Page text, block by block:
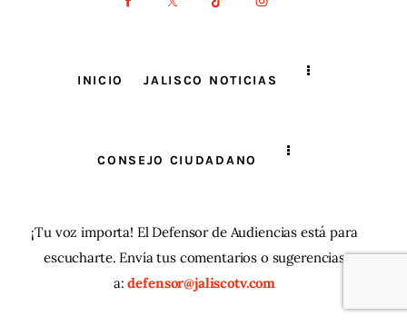
INICIO JALISCO NOTICIAS
CONSEJO CIUDADANO
¡Tu voz importa! El Defensor de Audiencias está para
escucharte. Envía tus comentarios o sugerencias
a:defensor@jaliscotv.com